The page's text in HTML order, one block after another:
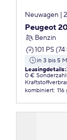
Neuwagen |
Peugeot
Benzin
101 PS
in 3 bis 5
Leasingdetails:
0 €
kombiniert: